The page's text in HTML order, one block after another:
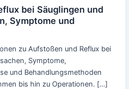
bei Säuglingen und
Symptome und
zu Aufstoßen und Reflux bei
Symptome,
und Behandlungsmethoden
bis hin zu Operationen. […]